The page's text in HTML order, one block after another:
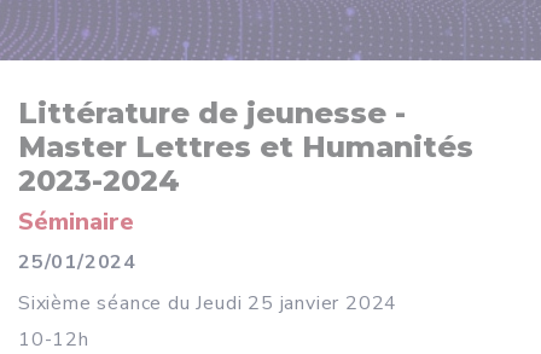
Littérature de jeunesse -
Master Lettres et Humanités
2023-2024
Séminaire
25/01/2024
Sixième séance du Jeudi 25 janvier 2024
10-12h